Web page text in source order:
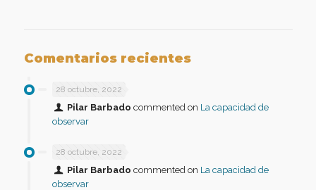
Comentarios recientes
28 octubre, 2022
Pilar Barbado commented on La capacidad de
observar
28 octubre, 2022
Pilar Barbado commented on La capacidad de
observar